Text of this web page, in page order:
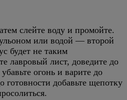
слейте воду и промойте.
или водой — второй
будет не таким
лавровый лист, доведите до
огонь и варите до
готовности добавьте щепотку